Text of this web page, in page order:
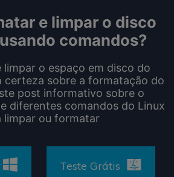
para Windows
líder de recuperação de dados
Teste Grátis
ilimitados do sistema Mac
de mídia
de documentos
VERIFIQUE TODOS OS RECURSOS
de dados
Entrar
e limpar o disco
comandos?
limpar o espaço em disco do
certeza sobre a formatação do
post informativo sobre o
diferentes comandos do Linux
limpar ou formatar
Teste Grátis